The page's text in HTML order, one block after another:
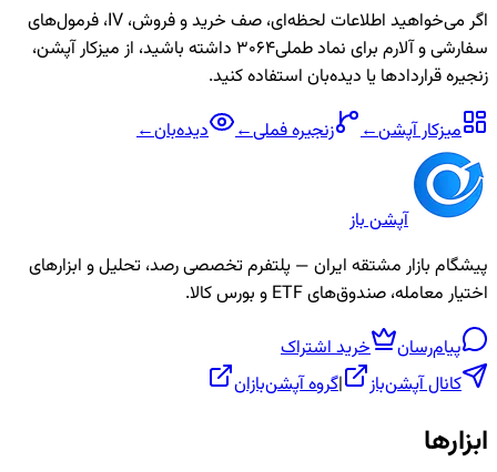
اگر می‌خواهید اطلاعات لحظه‌ای، صف خرید و فروش، IV، فرمول‌های
سفارشی و آلارم برای نمادطملی3064
داشته باشید، از میزکار آپشن،
زنجیره قراردادها یا دیده‌بان استفاده کنید.
میزکار آپشن← زنجیرهفملی← دیده‌بان←
آپشن باز
پیشگام بازار مشتقه ایران — پلتفرم تخصصی رصد، تحلیل و ابزارهای
اختیار معامله، صندوق‌های ETF و بورس کالا.
پیام‌رسان
خرید اشتراک
کانال آپشن‌باز
|گروه آپشن‌بازان
ابزارها